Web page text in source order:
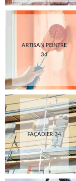
ARTISAN PEINTRE
34
FAÇADIER 34